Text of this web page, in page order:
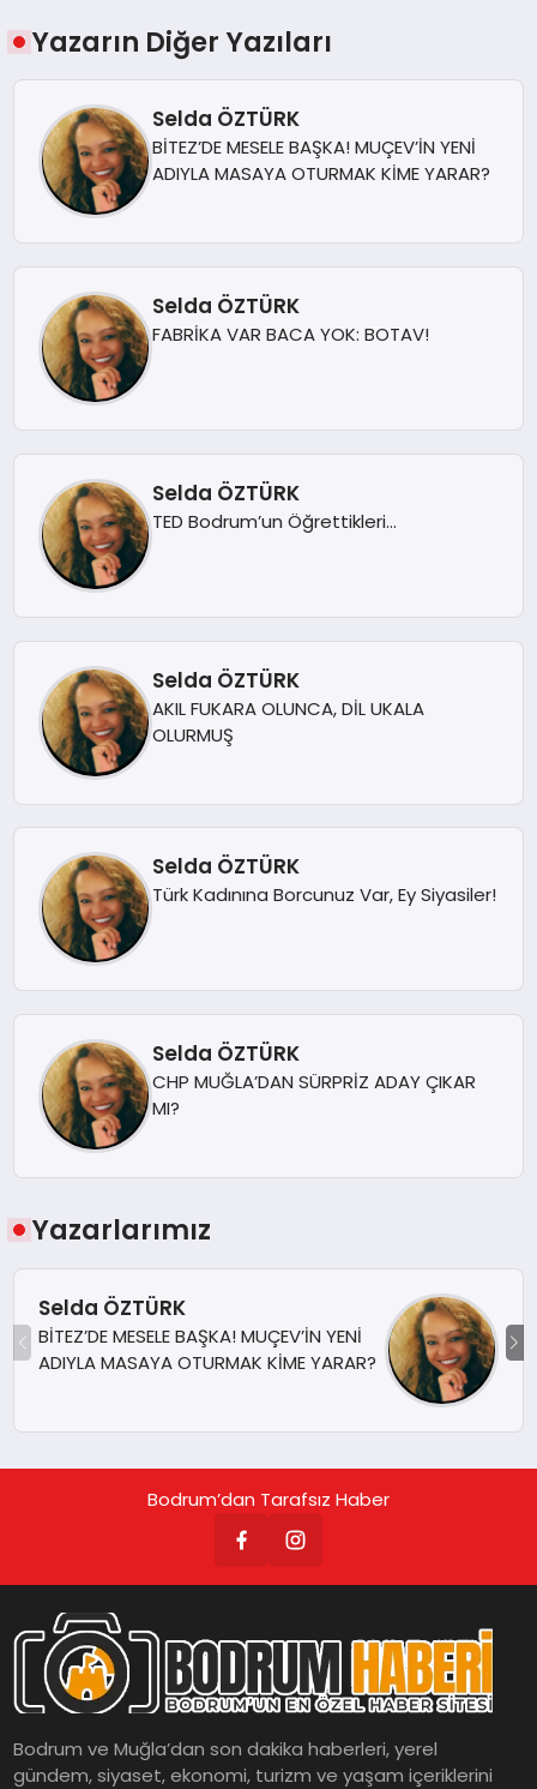
Yazarın Diğer Yazıları
Selda ÖZTÜRK
BİTEZ’DE MESELE BAŞKA! MUÇEV’İN YENİ
ADIYLA MASAYA OTURMAK KİME YARAR?
Selda ÖZTÜRK
FABRİKA VAR BACA YOK: BOTAV!
Selda ÖZTÜRK
TED Bodrum’un Öğrettikleri…
Selda ÖZTÜRK
AKIL FUKARA OLUNCA, DİL UKALA
OLURMUŞ
Selda ÖZTÜRK
Türk Kadınına Borcunuz Var, Ey Siyasiler!
Selda ÖZTÜRK
CHP MUĞLA’DAN SÜRPRİZ ADAY ÇIKAR
MI?
Yazarlarımız
Selda ÖZTÜRK
BİTEZ’DE MESELE BAŞKA! MUÇEV’İN YENİ
ADIYLA MASAYA OTURMAK KİME YARAR?
Bodrum’dan Tarafsız Haber
Bodrum ve Muğla’dan son dakika haberleri, yerel
gündem, siyaset, ekonomi, turizm ve yaşam içeriklerini